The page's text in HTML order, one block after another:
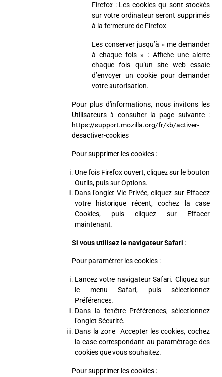
Firefox : Les cookies qui sont stockés
sur votre ordinateur seront supprimés
à la fermeture de Firefox.
Les conserver jusqu’à « me demander
à chaque fois » : Affiche une alerte
chaque fois qu’un site web essaie
d’envoyer un cookie pour demander
votre autorisation.
Pour plus d’informations, nous invitons les
Utilisateurs à consulter la page suivante :
https://support.mozilla.org/fr/kb/activer-
desactiver-cookies
Pour supprimer les cookies :
Une fois Firefox ouvert, cliquez sur le bouton
Outils, puis sur Options.
Dans l’onglet Vie Privée, cliquez sur Effacez
votre historique récent, cochez la case
Cookies, puis cliquez sur Effacer
maintenant.
Si vous utilisez le navigateur Safari :
Pour paramétrer les cookies :
Lancez votre navigateur Safari. Cliquez sur
le menu Safari, puis sélectionnez
Préférences.
Dans la fenêtre Préférences, sélectionnez
l’onglet Sécurité.
Dans la zone Accepter les cookies, cochez
la case correspondant au paramétrage des
cookies que vous souhaitez.
Pour supprimer les cookies :